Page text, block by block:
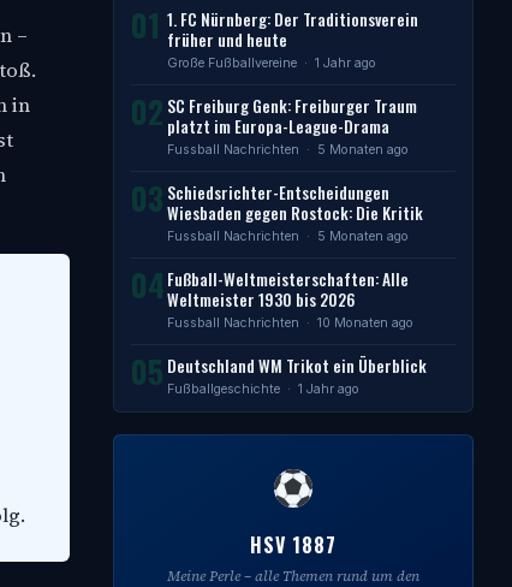
–
in
01 1. FC Nürnberg: Der Traditionsverein
früher und heute
Große Fußballvereine · 1 Jahr ago
02 SC Freiburg Genk: Freiburger Traum
platzt im Europa-League-Drama
Fussball Nachrichten · 5 Monaten ago
03 Schiedsrichter-Entscheidungen
Wiesbaden gegen Rostock: Die Kritik
Fussball Nachrichten · 5 Monaten ago
04 Fußball-Weltmeisterschaften: Alle
Weltmeister 1930 bis 2026
Fussball Nachrichten · 10 Monaten ago
05 Deutschland WM Trikot ein Überblick
Fußballgeschichte · 1 Jahr ago
HSV 1887
Meine Perle – alle Themen rund um den